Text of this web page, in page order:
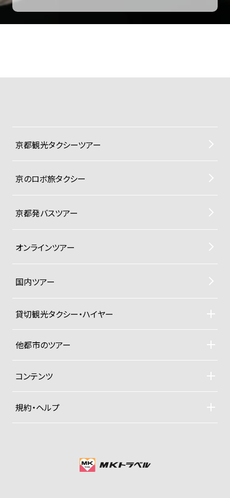
京都観光タクシーツアー
京のロボ旅タクシー
京都発バスツアー
オンラインツアー
国内ツアー
貸切観光タクシー・ハイヤー
貸切観光タクシー・ハイヤーTOP
車両ラインナップと料金
他都市のツアー
札幌観光タクシーツアー
東京観光タクシーツアー
コンテンツ
ドライバー紹介
四季折々の京都紀行
規約・ヘルプ
募集型企画旅行約款